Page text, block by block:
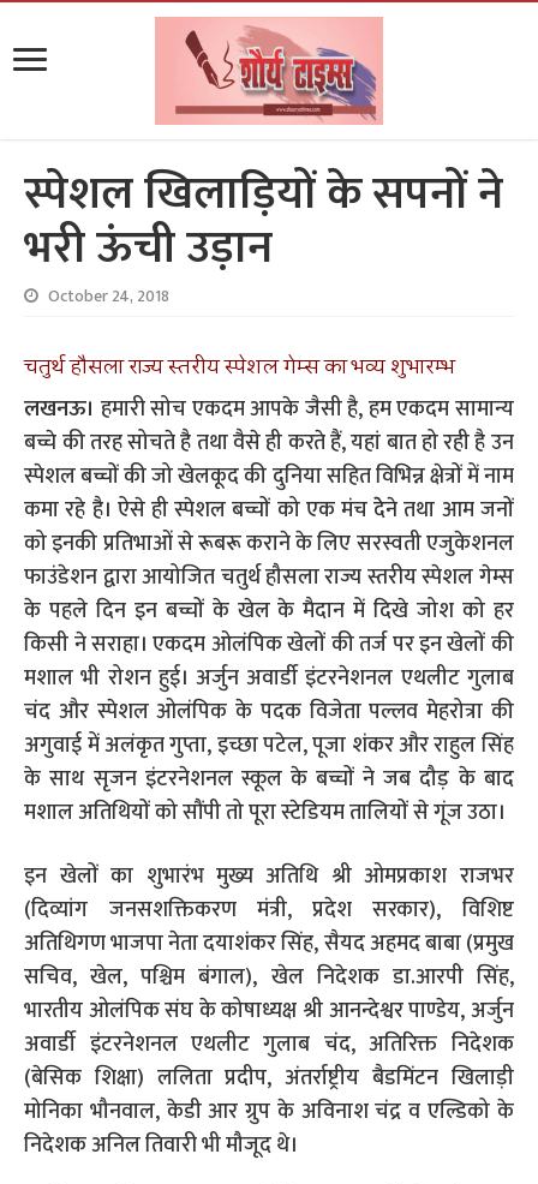
स्पेशल खिलाड़ियों के सपनों ने
भरी ऊंची उड़ान
October 24, 2018
चतुर्थ हौसला राज्य स्तरीय स्पेशल गेम्स का भव्य शुभारम्भ
लखनऊ। हमारी सोच एकदम आपके जैसी है, हम एकदम सामान्य
बच्चे की तरह सोचते है तथा वैसे ही करते हैं, यहां बात हो रही है उन
स्पेशल बच्चों की जो खेलकूद की दुनिया सहित विभिन्न क्षेत्रों में नाम
कमा रहे है। ऐसे ही स्पेशल बच्चों को एक मंच देेने तथा आम जनों
को इनकी प्रतिभाओं से रूबरू कराने के लिए सरस्वती एजुकेशनल
फाउंडेशन द्वारा आयोजित चतुर्थ हौसला राज्य स्तरीय स्पेशल गेम्स
के पहले दिन इन बच्चों के खेल के मैदान में दिखे जोश को हर
किसी ने सराहा। एकदम ओलंपिक खेलों की तर्ज पर इन खेलों की
मशाल भी रोशन हुई। अर्जुन अवार्डी इंटरनेशनल एथलीट गुलाब
चंद और स्पेशल ओलंपिक के पदक विजेता पल्लव मेहरोत्रा की
अगुवाई में अलंकृत गुप्ता, इच्छा पटेल, पूजा शंकर और राहुल सिंह
के साथ सृजन इंटरनेशनल स्कूल के बच्चों ने जब दौड़ के बाद
मशाल अतिथियों को सौंपी तो पूरा स्टेडियम तालियों से गूंज उठा।
इन खेलों का शुभारंभ मुख्य अतिथि श्री ओमप्रकाश राजभर
(दिव्यांग जनसशक्तिकरण मंत्री, प्रदेश सरकार), विशिष्ट
अतिथिगण भाजपा नेता दयाशंकर सिंह, सैयद अहमद बाबा (प्रमुख
सचिव, खेल, पश्चिम बंगाल), खेल निदेशक डा.आरपी सिंह,
भारतीय ओलंपिक संघ के कोषाध्यक्ष श्री आनन्देश्वर पाण्डेय, अर्जुन
अवार्डी इंटरनेशनल एथलीट गुलाब चंद, अतिरिक्त निदेशक
(बेसिक शिक्षा) ललिता प्रदीप, अंतर्राष्ट्रीय बैडमिंटन खिलाड़ी
मोनिका भौनवाल, केडी आर ग्रुप के अविनाश चंद्र व एल्डिको के
निदेशक अनिल तिवारी भी मौजूद थे।